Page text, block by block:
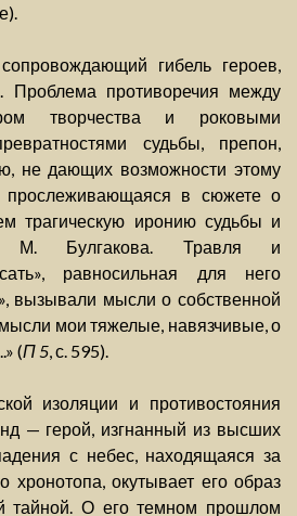
гибель героев,
Проблема противоречия между
творчества и роковыми
судьбы, препон,
не дающих возможности этому
прослеживающаяся в сюжете о
трагическую иронию судьбы и
М. Булгакова. Травля и
равносильная для него
вызывали мысли о собственной
мои тяжелые, навязчивые, о
(П 5, с. 595).
изоляции и противостояния
— герой, изгнанный из высших
с небес, находящаяся за
хронотопа, окутывает его образ
тайной. О его темном прошлом